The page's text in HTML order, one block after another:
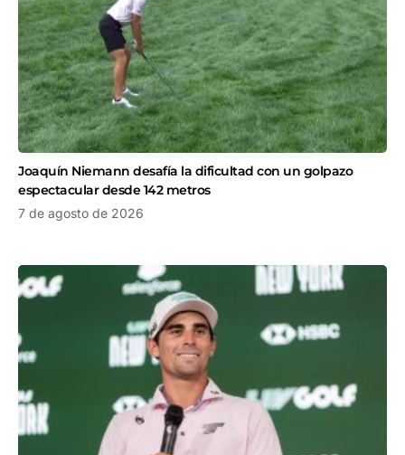
Joaquín Niemann desafía la dificultad con un golpazo
espectacular desde 142 metros
7 de agosto de 2026